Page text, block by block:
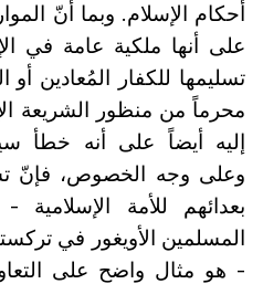
أحكام الإسلام. وبما أنّ
على أنها ملكية عامة في
تسليمها للكفار المُعادين
محرماً من منظور الشريعة
إليه أيضاً على أنه خطأ
وعلى وجه الخصوص، فإنّ
بعدائهم للأمة
المسلمين الأويغور في
- هو مثال واضح على